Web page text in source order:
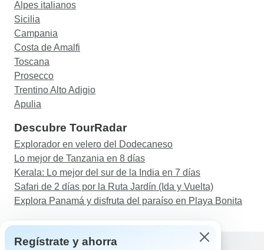
Alpes italianos
Sicilia
Campania
Costa de Amalfi
Toscana
Prosecco
Trentino Alto Adigio
Apulia
Descubre TourRadar
Explorador en velero del Dodecaneso
Lo mejor de Tanzania en 8 días
Kerala: Lo mejor del sur de la India en 7 días
Safari de 2 días por la Ruta Jardín (Ida y Vuelta)
Explora Panamá y disfruta del paraíso en Playa Bonita
Regístrate y ahorra